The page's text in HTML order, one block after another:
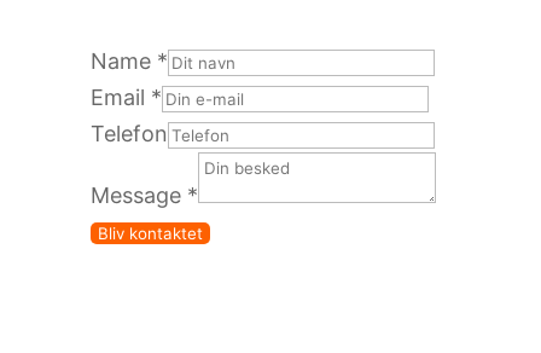
Name *
Email *
Message
Email
Telefon
Message *
Bliv kontaktet